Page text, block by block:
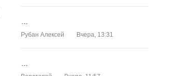
Рубан Алексей Вчера, 13:31